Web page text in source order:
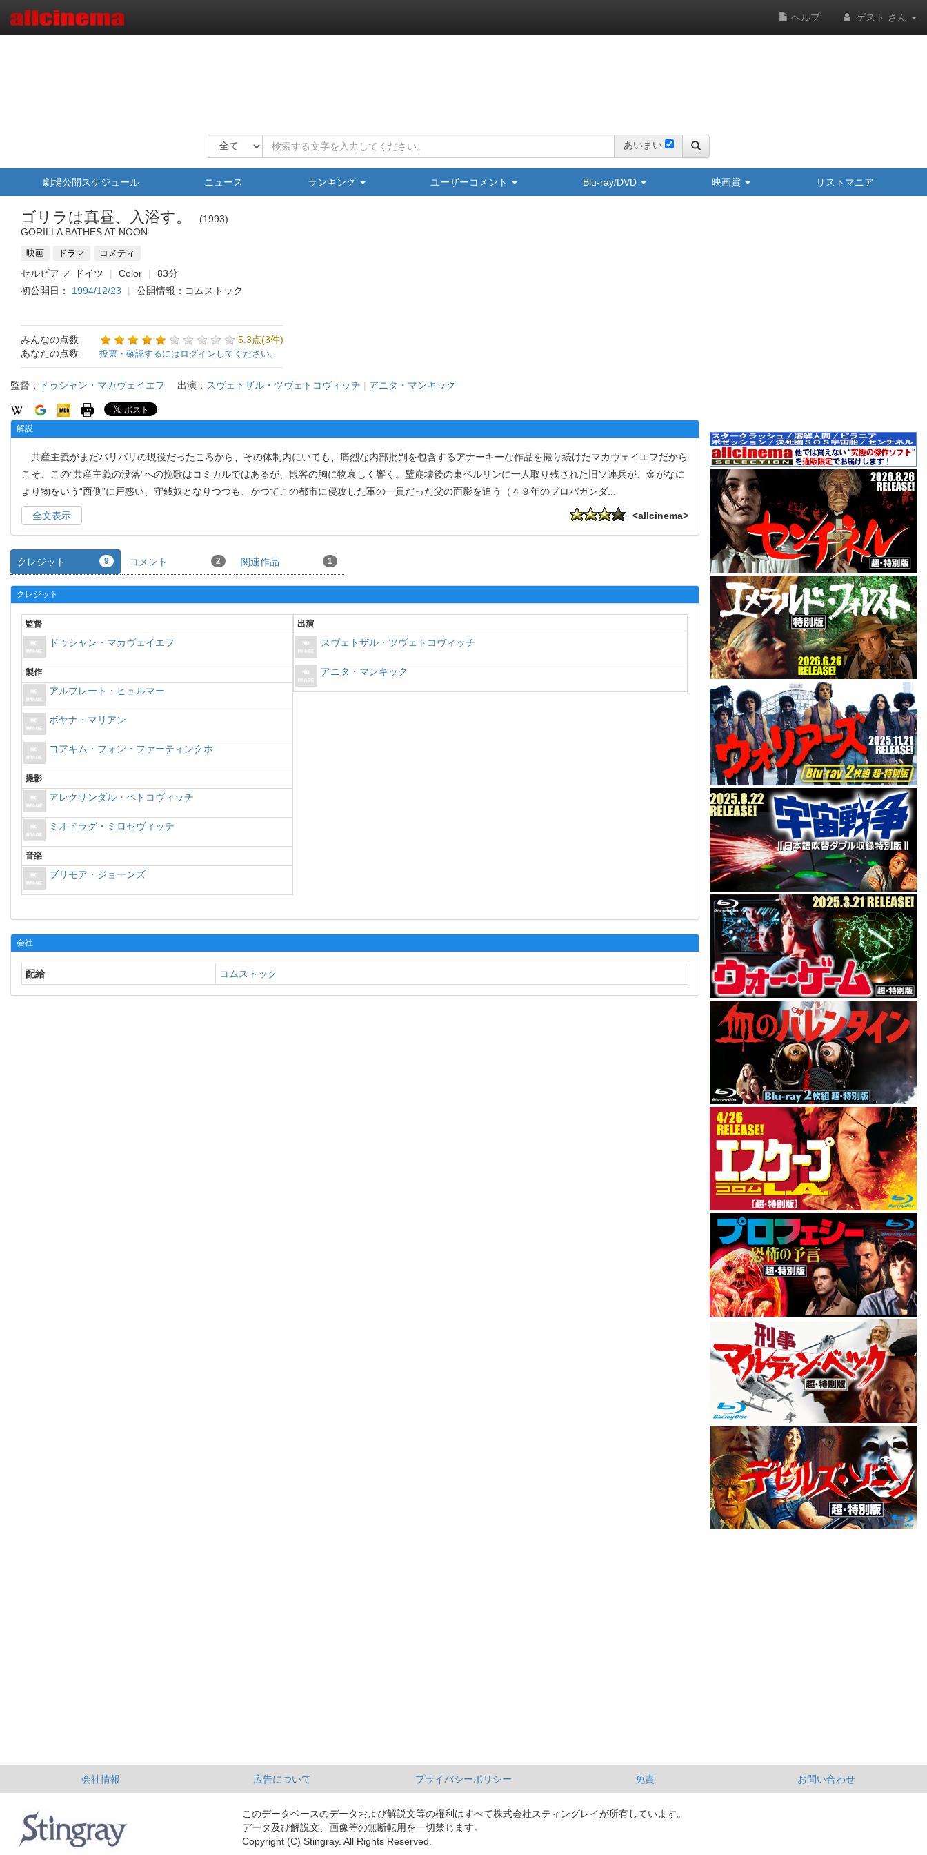
ヘルプ ゲスト さん
あいまい
劇場公開スケジュール ニュース ランキング ユーザーコメント Blu-ray/DVD 映画賞 リストマニア
ゴリラは真昼、入浴す。
1993
GORILLA BATHES AT NOON
映画 ドラマ コメディ
セルビア ／ ドイツ Color
83分
初公開日： 1994/12/23 公開情報：コムストック
みんなの点数
5.3点(3件)
あなたの点数
投票・確認するにはログインしてください。
監督： ドゥシャン・マカヴェイエフ 出演： スヴェトザル・ツヴェトコヴィッチ | アニタ・マンキック
解説
共産主義がまだバリバリの現役だったころから、その体制内にいても、痛烈な内部批判を包含するアナーキーな作品を撮り続けたマカヴェイエフだから
こそ、この“共産主義の没落”への挽歌はコミカルではあるが、観客の胸に物哀しく響く。壁崩壊後の東ベルリンに一人取り残された旧ソ連兵が、金がなに
より物をいう“西側”に戸惑い、守銭奴となりつつも、かつてこの都市に侵攻した軍の一員だった父の面影を追う（４９年のプロパガンダ
全文表示 <allcinema>
クレジット 9 コメント 2 関連作品 1
クレジット
監督
ドゥシャン・マカヴェイエフ
製作
アルフレート・ヒュルマー
ボヤナ・マリアン
ヨアキム・フォン・ファーティンクホ
撮影
アレクサンダル・ペトコヴィッチ
ミオドラグ・ミロセヴィッチ
音楽
ブリモア・ジョーンズ
出演
スヴェトザル・ツヴェトコヴィッチ
アニタ・マンキック
会社
配給 コムストック
会社情報 広告について プライバシーポリシー 免責 お問い合わせ
このデータベースのデータおよび解説文等の権利はすべて株式会社スティングレイが所有しています。
データ及び解説文、画像等の無断転用を一切禁じます。
Copyright (C) Stingray. All Rights Reserved.